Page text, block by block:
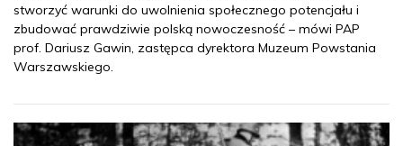
stworzyć warunki do uwolnienia społecznego potencjału i
zbudować prawdziwie polską nowoczesność – mówi PAP
prof. Dariusz Gawin, zastępca dyrektora Muzeum Powstania
Warszawskiego.